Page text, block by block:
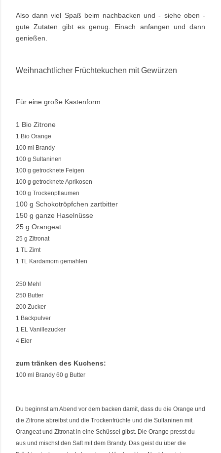
Also dann viel Spaß beim nachbacken und - siehe oben -
gute Zutaten gibt es genug. Einach anfangen und dann
genießen.
Weihnachtlicher Früchtekuchen mit Gewürzen
Für eine große Kastenform
1 Bio Zitrone
1 Bio Orange
100 ml Brandy
100 g Sultaninen
100 g getrocknete Feigen
100 g getrocknete Aprikosen
100 g Trockenpflaumen
100 g Schokotröpfchen zartbitter
150 g ganze Haselnüsse
25 g Orangeat
25 g Zitronat
1 TL Zimt
1 TL Kardamom gemahlen
250 Mehl
250 Butter
200 Zucker
1 Backpulver
1 EL Vanillezucker
4 Eier
zum tränken des Kuchens:
100 ml Brandy 60 g Butter
Du beginnst am Abend vor dem backen damit, dass du die Orange und
die Zitrone abreibst und die Trockenfrüchte und die Sultaninen mit
Orangeat und Zitronat in eine Schüssel gibst. Die Orange presst du
aus und mischst den Saft mit dem Brandy. Das geist du über die